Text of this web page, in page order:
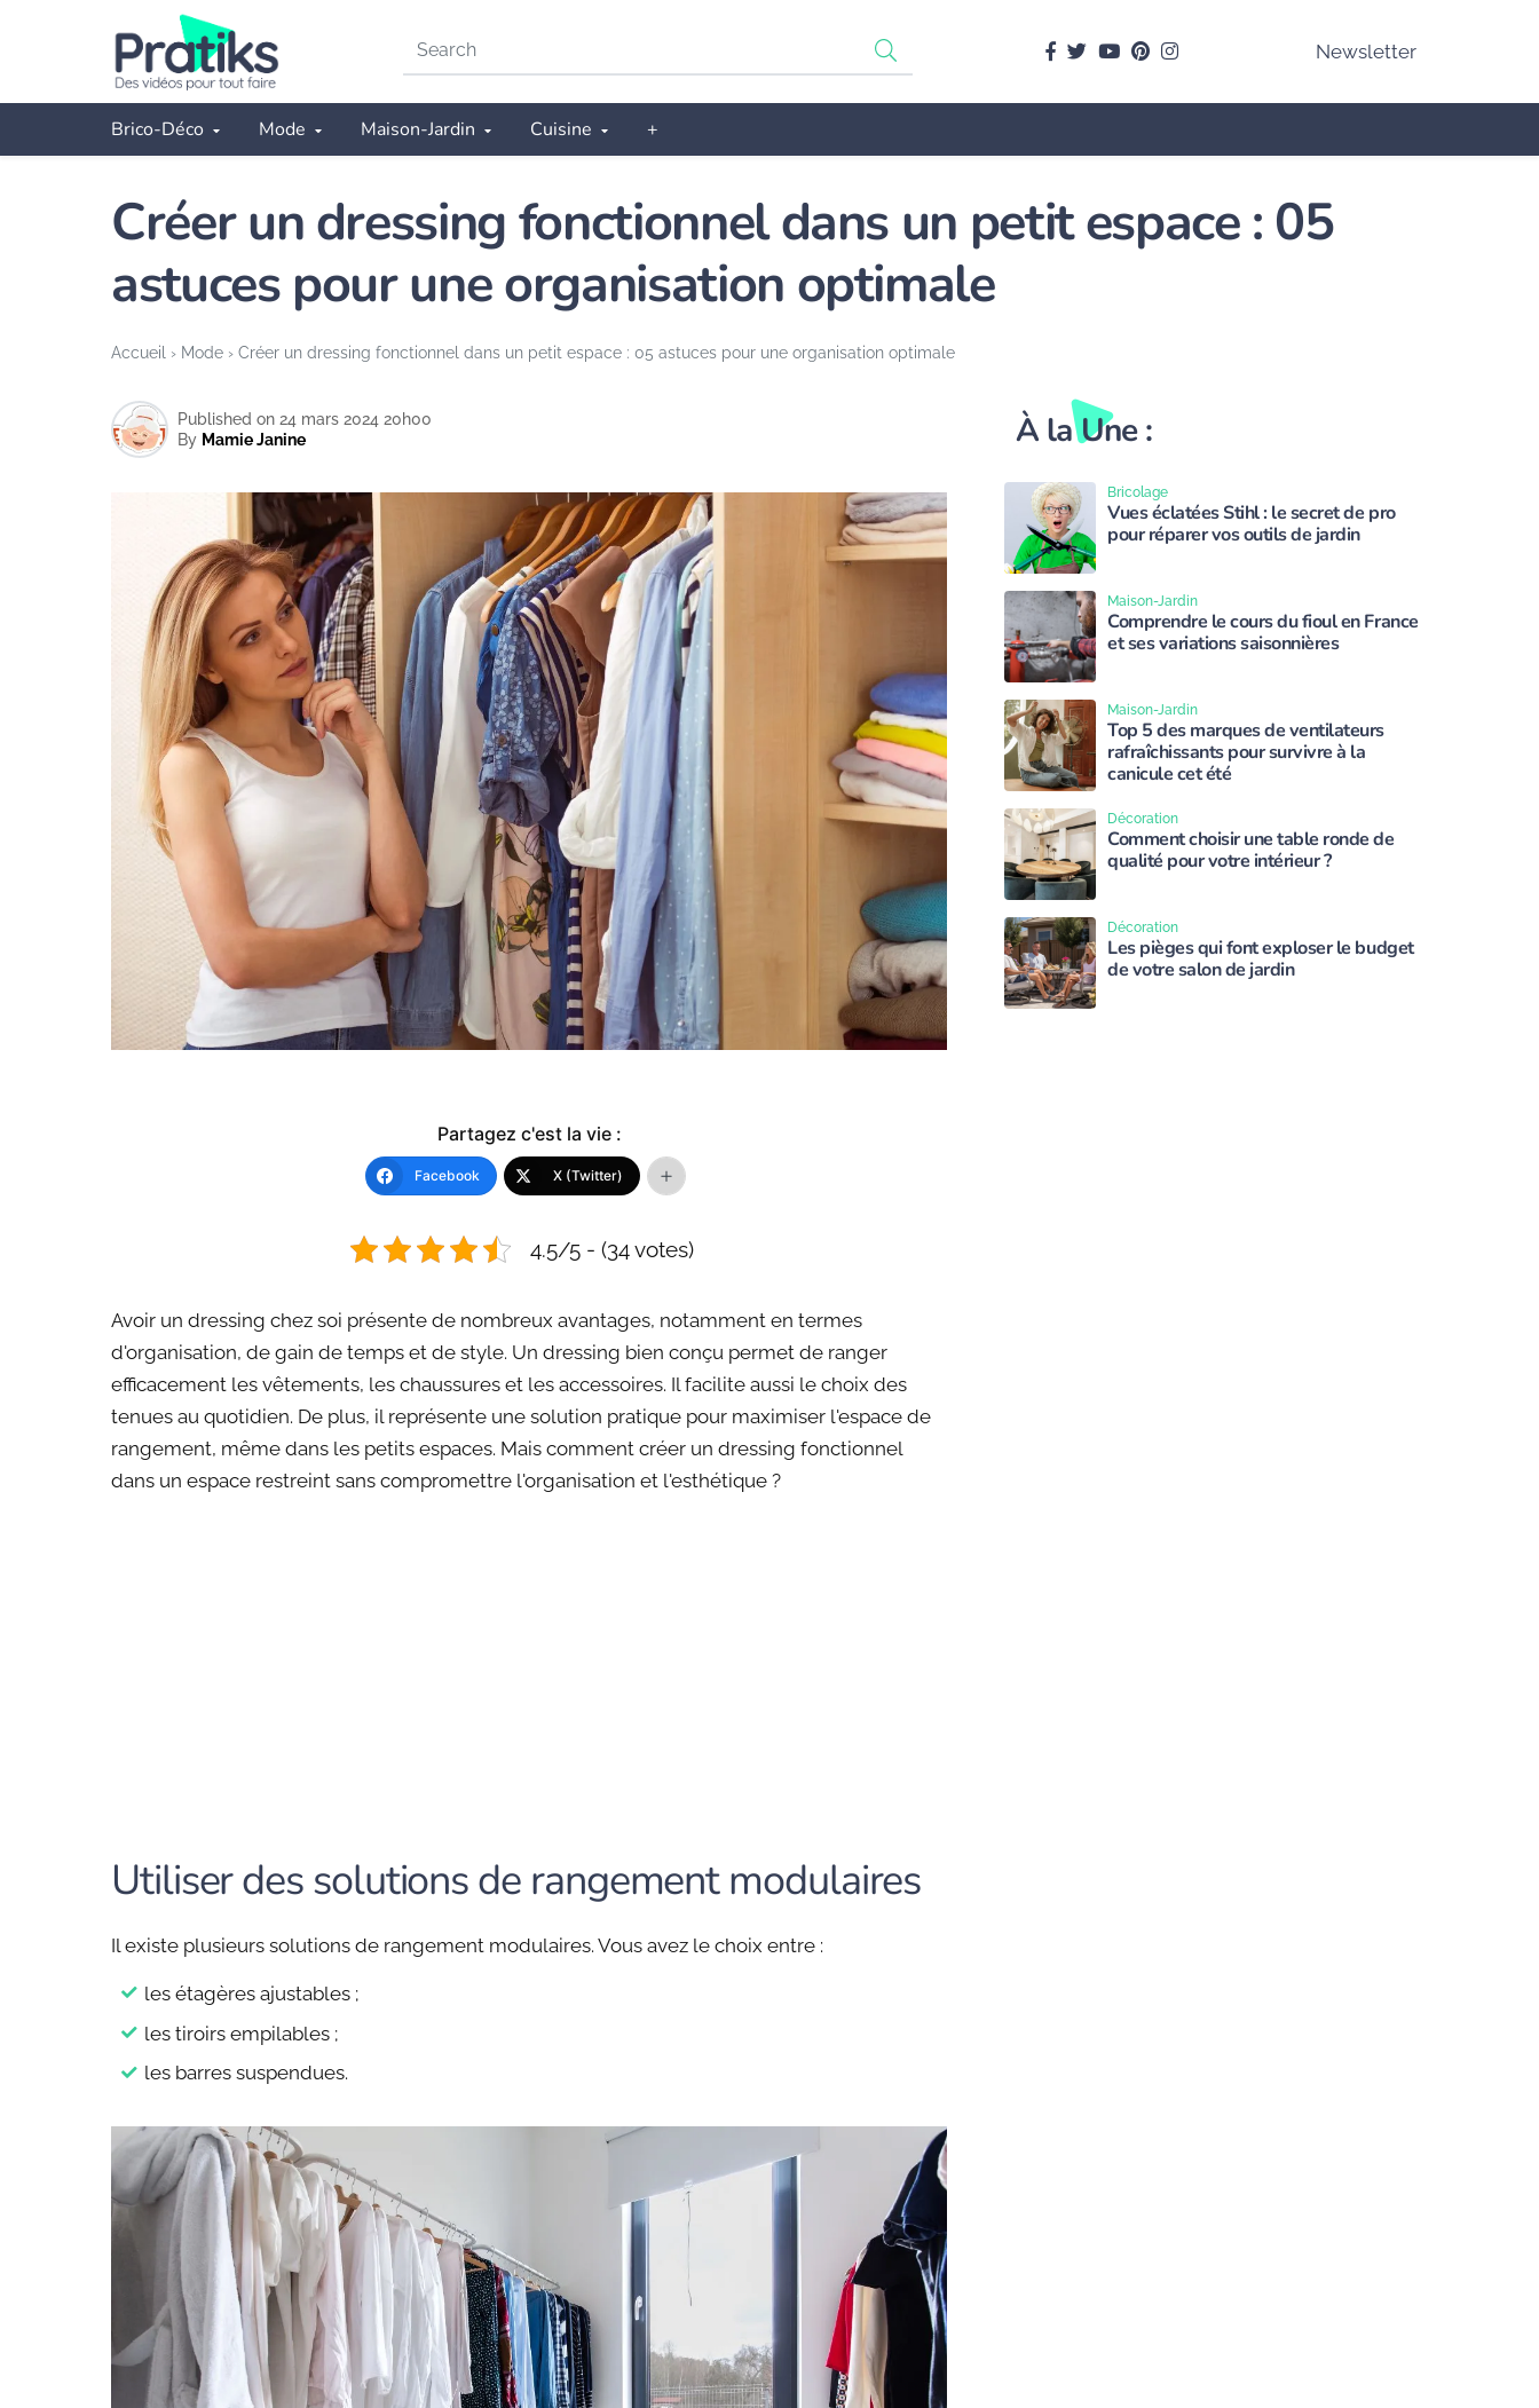
Search
facebook
Twitteryoutubepinterest
instagram Newsletter
Brico-Déco Mode Maison-Jardin Cuisine +
Accueil › Mode › Créer un dressing fonctionnel dans un petit espace : 05 astuces pour une organisation optimale
Créer un dressing fonctionnel dans un petit espace : 05
astuces pour une organisation optimale
By Mamie Janine
Published on 24 mars 2024 20h00
Partagez c'est la vie :
Facebook X (Twitter)
4.5/5 - (34 votes)
Avoir un dressing chez soi présente de nombreux avantages, notamment en termes
d'organisation, de gain de temps et de style. Un dressing bien conçu permet de ranger
efficacement les vêtements, les chaussures et les accessoires. Il facilite aussi le choix des
tenues au quotidien. De plus, il représente une solution pratique pour maximiser l'espace de
rangement, même dans les petits espaces. Mais comment créer un dressing fonctionnel
dans un espace restreint sans compromettre l'organisation et l'esthétique ?
Utiliser des solutions de rangement modulaires
Il existe plusieurs solutions de rangement modulaires. Vous avez le choix entre :
les étagères ajustables ;
les tiroirs empilables ;
les barres suspendues.
À la Une :
Vues éclatées Stihl : le secret de pro
pour réparer vos outils de jardin
Bricolage
Comprendre le cours du fioul en France
et ses variations saisonnières
Maison-Jardin
Top 5 des marques de ventilateurs
rafraîchissants pour survivre à la
canicule cet été
Maison-Jardin
Comment choisir une table ronde de
qualité pour votre intérieur ?
Décoration
Les pièges qui font exploser le budget
de votre salon de jardin
Décoration